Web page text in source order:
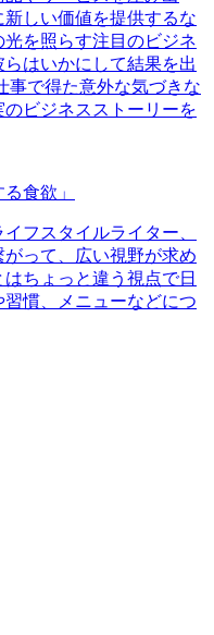
しい価値を提供するな
を照らす注目のビジネ
はいかにして結果を出
事で得た意外な気づきな
ビジネスストーリーを
食欲」
フスタイルライター、
って、広い視野が求め
ちょっと違う視点で日
慣、メニューなどにつ